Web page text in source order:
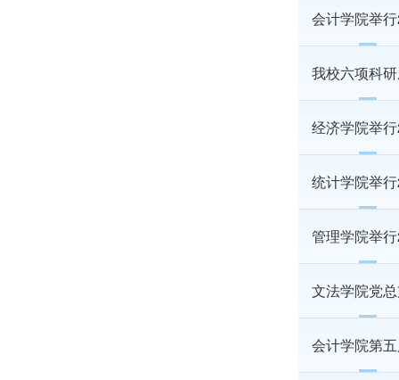
会计学院举
我校六项科
经济学院举
统计学院举
管理学院举
文法学院党
会计学院第